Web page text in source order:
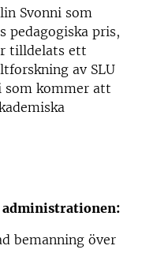
Svonni som
pedagogiska pris,
tilldelats ett
av SLU
som kommer att
administrationen:
bemanning över